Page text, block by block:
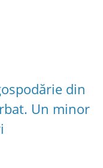
din
Un minor